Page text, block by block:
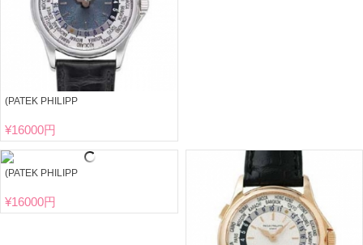
(PATEK PHILIPP
¥16000円
(PATEK PHILIPP
¥16000円